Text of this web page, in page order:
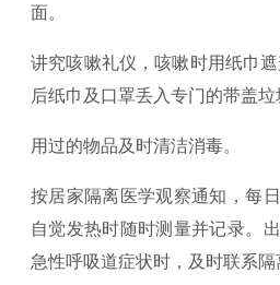
面。
讲究咳嗽礼仪，咳嗽时用纸巾
后纸巾及口罩丢入专门的带盖垃
用过的物品及时清洁消毒。
按居家隔离医学观察通知，每
自觉发热时随时测量并记录。
急性呼吸道症状时，及时联系隔